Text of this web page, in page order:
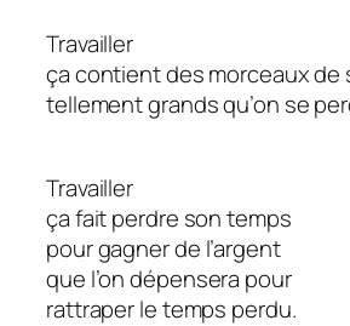
Travailler
ça contient des morceaux de
tellement grands qu’on se
Travailler
ça fait perdre son temps
pour gagner de l’argent
que l’on dépensera pour
rattraper le temps perdu.